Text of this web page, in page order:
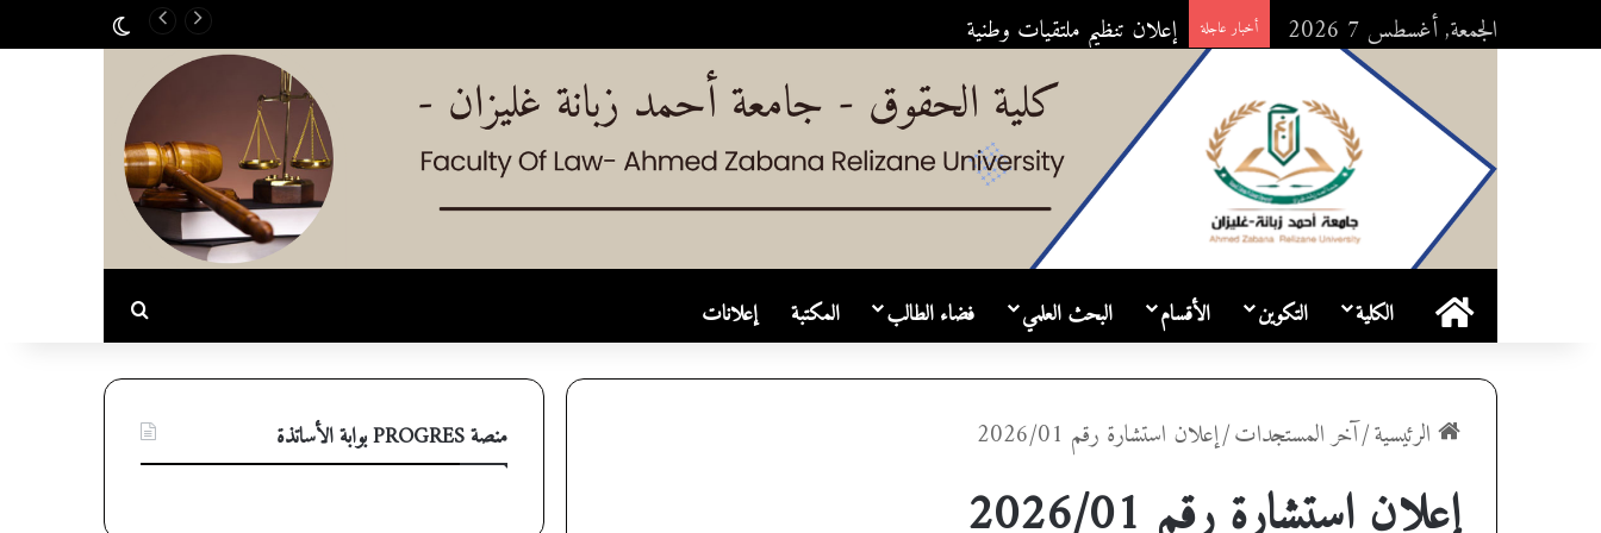
الجمعة, أغسطس 7 2026 أخبار عاجلة إعلان تنظيم ملتقيات وطنية
الرئيسيةالكلية التكوين الأقسام البحث العلمي فضاء الطالب المكتبة إعلانات
الرئيسية/آخر المستجدات/إعلان استشارة رقم 2026/01
إعلان استشارة رقم 2026/01
منصة PROGRES بوابة الأساتذة